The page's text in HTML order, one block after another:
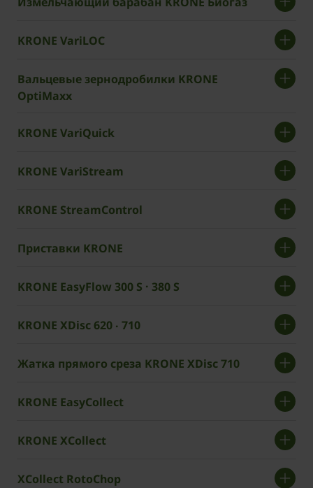
KRONE VariLOC
Вальцевые зернодробилки KRONE
OptiMaxx
KRONE VariQuick
KRONE VariStream
KRONE StreamControl
Приставки KRONE
KRONE EasyFlow 300 S · 380 S
KRONE XDisc 620 ‧ 710
Жатка прямого среза KRONE XDisc 710
­­KRONE EasyCollect
KRONE XCollect
XCollect RotoChop